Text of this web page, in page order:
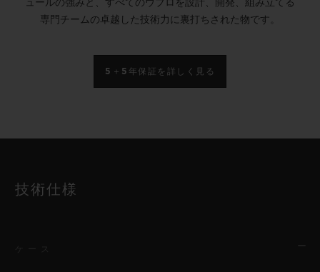
ュールの強みと、すべてのウブロを設計、開発、組み立てる
専門チームの卓越した技術力に裏打ちされた物です。
5＋5年保証を詳しく見る
技術仕様